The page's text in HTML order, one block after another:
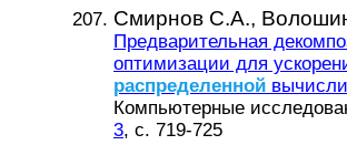
Смирнов С.А.,
Предварительная
оптимизации для
распределенной
Компьютерные
3, с. 719-725